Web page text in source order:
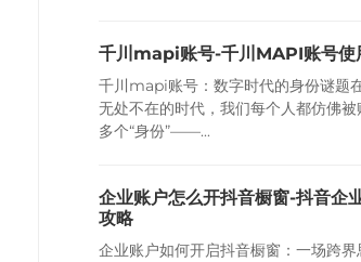
千川mapi账号-千川MAPI账号使
千川mapi账号：数字时代的身份谜题
无处不在的时代，我们每个人都仿佛
多个“身份”——...
企业账户怎么开抖音橱窗-抖音企
攻略
企业账户如何开启抖音橱窗：一场跨界